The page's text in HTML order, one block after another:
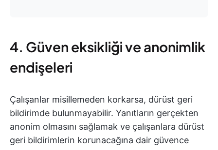
4. Güven eksikliği ve anonimlik
endişeleri
Çalışanlar misillemeden korkarsa, dürüst geri
bildirimde bulunmayabilir. Yanıtların gerçekten
anonim olmasını sağlamak ve çalışanlara dürüst
geri bildirimlerin korunacağına dair güvence